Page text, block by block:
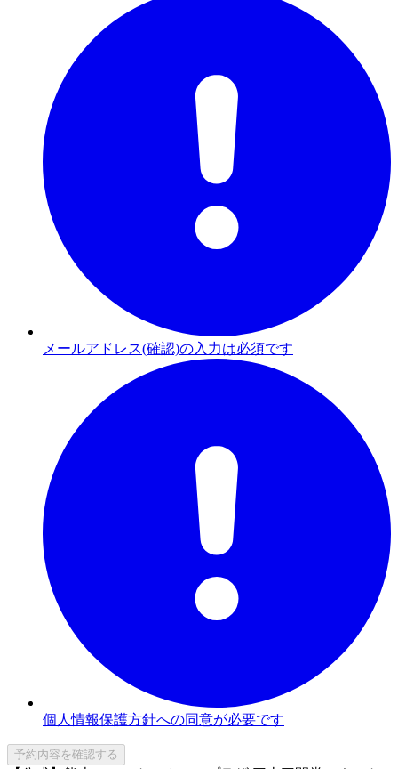
メールアドレス(確認)の入力は必須です
個人情報保護方針への同意が必要です
予約内容を確認する